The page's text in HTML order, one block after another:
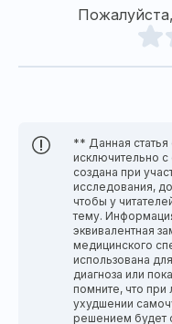
** Данная
исключительно
создана при
исследования,
чтобы у
тему.
эквивалентная
медицинского
использована
диагноза или
помните, что
ухудшении
решением будет